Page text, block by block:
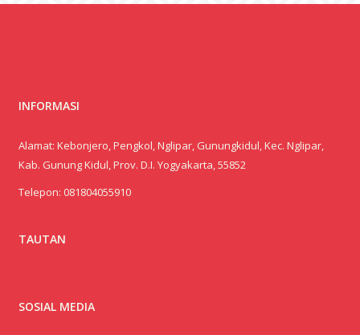
INFORMASI
Alamat: Kebonjero, Pengkol, Nglipar, Gunungkidul, Kec. Nglipar,
Kab. Gunung Kidul, Prov. D.I. Yogyakarta, 55852
Telepon: 081804055910
TAUTAN
SOSIAL MEDIA